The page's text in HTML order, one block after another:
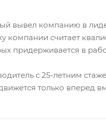
вывел компанию в
компании считает
придерживается в
с 25-летним
только вперед